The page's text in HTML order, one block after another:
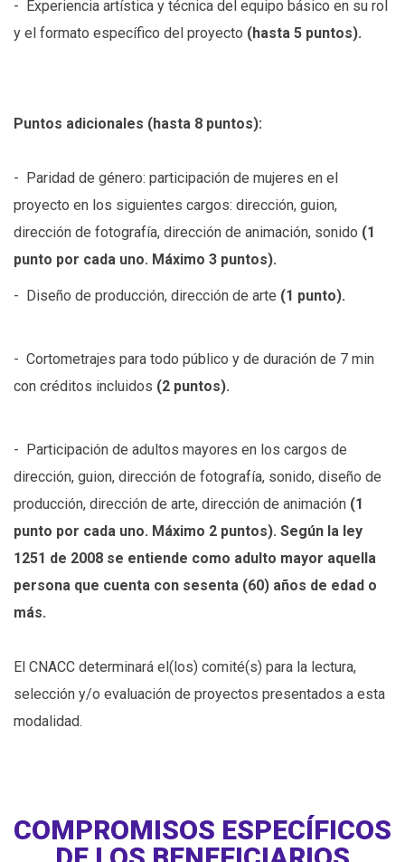
- Experiencia artística y técnica del equipo básico en su rol
y el formato específico del proyecto (hasta 5 puntos).
Puntos adicionales (hasta 8 puntos):
- Paridad de género: participación de mujeres en el
proyecto en los siguientes cargos: dirección, guion,
dirección de fotografía, dirección de animación, sonido (1
punto por cada uno. Máximo 3 puntos).
- Diseño de producción, dirección de arte (1 punto).
- Cortometrajes para todo público y de duración de 7 min
con créditos incluidos (2 puntos).
- Participación de adultos mayores en los cargos de
dirección, guion, dirección de fotografía, sonido, diseño de
producción, dirección de arte, dirección de animación (1
punto por cada uno. Máximo 2 puntos). Según la ley
1251 de 2008 se entiende como adulto mayor aquella
persona que cuenta con sesenta (60) años de edad o
más.
El CNACC determinará el(los) comité(s) para la lectura,
selección y/o evaluación de proyectos presentados a esta
modalidad.
COMPROMISOS ESPECÍFICOS